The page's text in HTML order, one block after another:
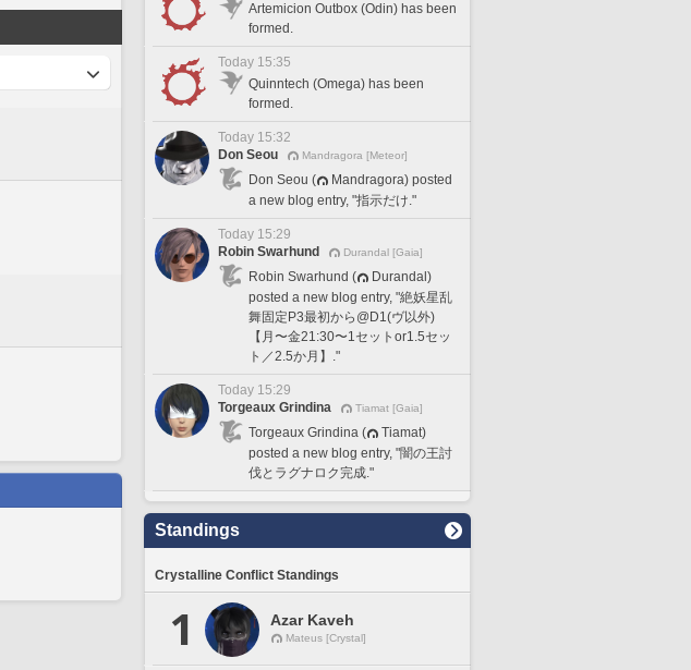
Artemicion Outbox (Odin) has been
formed.
Today 15:35
Quinntech (Omega) has been
formed.
Today 15:32
Don Seou
Mandragora [Meteor]
Don Seou (
Mandragora) posted
a new blog entry, "指示だけ."
Today 15:29
Robin Swarhund
Durandal [Gaia]
Robin Swarhund (
Durandal)
posted a new blog entry, "絶妖星乱
舞固定P3最初から@D1(ヴ以外)
【月〜金21:30〜1セットor1.5セッ
ト／2.5か月】."
Today 15:29
Torgeaux Grindina
Tiamat [Gaia]
Torgeaux Grindina (
Tiamat)
posted a new blog entry, "闇の王討
伐とラグナロク完成."
Standings
Crystalline Conflict Standings
1 Azar Kaveh
Mateus [Crystal]